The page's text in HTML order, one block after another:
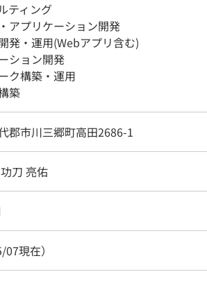
ティング
アプリケーション開発
発・運用(Webアプリ含む)
ション開発
ク構築・運用
築
郡市川三郷町高田2686-1
刀 亮佑
現在）